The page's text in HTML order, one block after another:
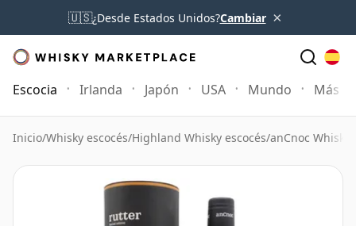
🇺🇸¿Desde Estados Unidos?Cambiar ×
Escocia Irlanda Japón USA Mundo Más
Inicio/Whisky escocés/Highland Whisky escocés/anCnoc Whisky